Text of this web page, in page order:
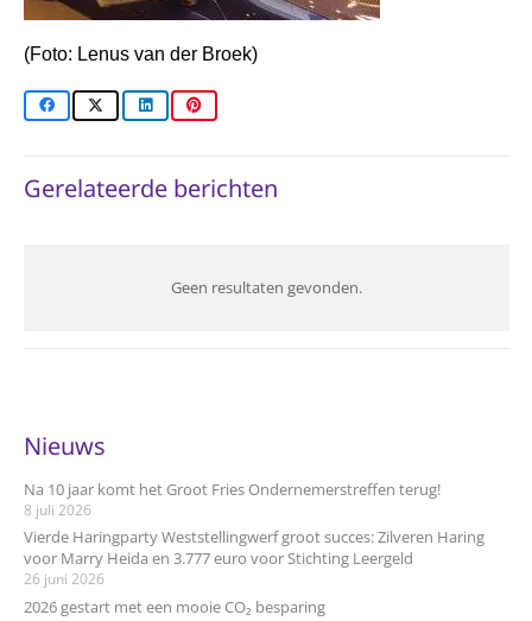
(Foto: Lenus van der Broek)
Gerelateerde berichten
Geen resultaten gevonden.
Nieuws
Na 10 jaar komt het Groot Fries Ondernemerstreffen terug!
8 juli 2026
Vierde Haringparty Weststellingwerf groot succes: Zilveren Haring
voor Marry Heida en 3.777 euro voor Stichting Leergeld
26 juni 2026
2026 gestart met een mooie CO₂ besparing